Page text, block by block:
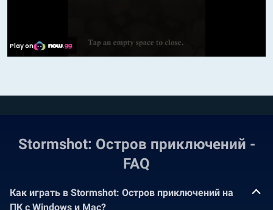
Stormshot: Остров приключений -
FAQ
Как играть в Stormshot: Остров приключений на
ПК с Windows и Mac?